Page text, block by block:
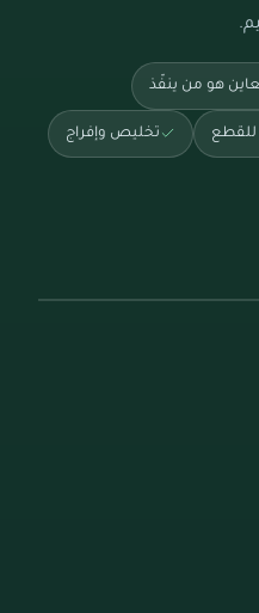
هو من ينفّذ
للقطع تخليص وإفراج